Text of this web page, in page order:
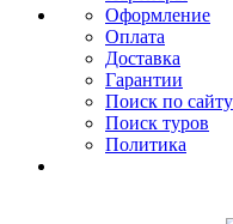
Оформление
Оплата
Доставка
Гарантии
Поиск по сайту
Поиск туров
Политика